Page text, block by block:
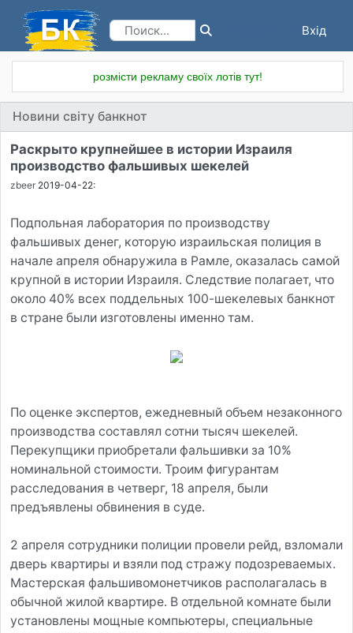
Вхід
розмісти рекламу своїх лотів тут!
Новини світу банкнот
Раскрыто крупнейшее в истории Израиля
производство фальшивых шекелей
zbeer 2019-04-22:
Подпольная лаборатория по производству
фальшивых денег, которую израильская полиция в
начале апреля обнаружила в Рамле, оказалась самой
крупной в истории Израиля. Следствие полагает, что
около 40% всех поддельных 100-шекелевых банкнот
в стране были изготовлены именно там.
По оценке экспертов, ежедневный объем незаконного
производства составлял сотни тысяч шекелей.
Перекупщики приобретали фальшивки за 10%
номинальной стоимости. Троим фигурантам
расследования в четверг, 18 апреля, были
предъявлены обвинения в суде.
2 апреля сотрудники полиции провели рейд, взломали
дверь квартиры и взяли под стражу подозреваемых.
Мастерская фальшивомонетчиков располагалась в
обычной жилой квартире. В отдельной комнате были
установлены мощные компьютеры, специальные